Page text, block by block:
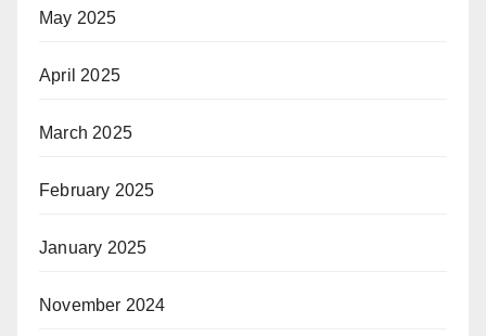
May 2025
April 2025
March 2025
February 2025
January 2025
November 2024